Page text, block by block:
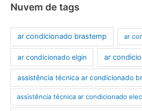
Nuvem de tags
ar condicionado brastemp ar
ar condicionado elgin ar
assistência técnica ar condicionado
assistência técnica ar condicionado